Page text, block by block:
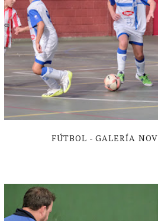
FÚTBOL - GALERÍA